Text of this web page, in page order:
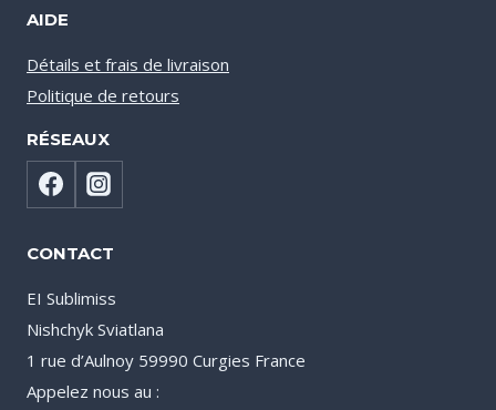
AIDE
Détails et frais de livraison
Politique de retours
RÉSEAUX
CONTACT
EI Sublimiss
Nishchyk Sviatlana
1 rue d’Aulnoy 59990 Curgies France
Appelez nous au :